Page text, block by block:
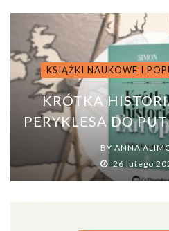
KSIĄŻKI NAUKOWE I
KRÓTKA
PERYKLESA DO
BY ANNA
26 lutego